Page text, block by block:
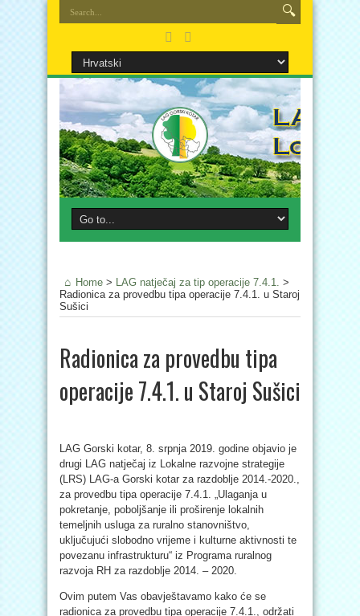
Home > LAG natječaj za tip operacije 7.4.1. >
Radionica za provedbu tipa operacije 7.4.1. u Staroj
Sušici
Radionica za provedbu tipa
operacije 7.4.1. u Staroj Sušici
LAG Gorski kotar, 8. srpnja 2019. godine objavio je
drugi LAG natječaj iz Lokalne razvojne strategije
(LRS) LAG-a Gorski kotar za razdoblje 2014.-2020.,
za provedbu tipa operacije 7.4.1. „Ulaganja u
pokretanje, poboljšanje ili proširenje lokalnih
temeljnih usluga za ruralno stanovništvo,
uključujući slobodno vrijeme i kulturne aktivnosti te
povezanu infrastrukturu“ iz Programa ruralnog
razvoja RH za razdoblje 2014. – 2020.
Ovim putem Vas obavještavamo kako će se
radionica za provedbu tipa operacije 7.4.1., održati